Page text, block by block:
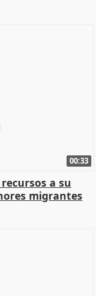
00:33
a su
migrantes